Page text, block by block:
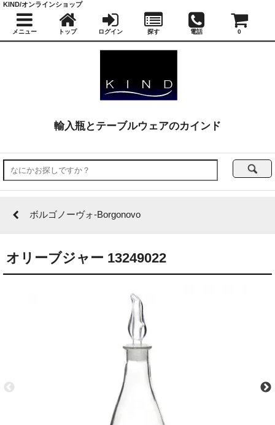
輸入瓶とテーブルウェアのカインド
ボルゴノーヴォ-Borgonovo
オリーブジャー 13249022
KIND/オンラインショップ
メニュー トップ ログイン 探す 電話 0